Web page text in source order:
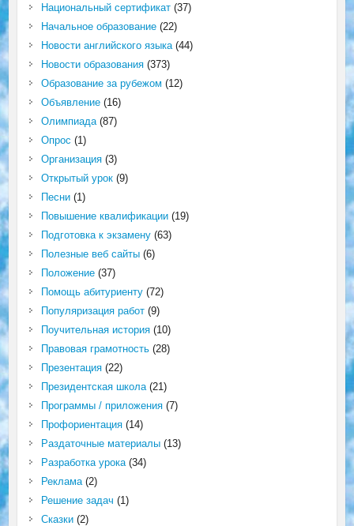
Национальный сертификат(37)
Начальное образование(22)
Новости английского языка(44)
Новости образования(373)
Образование за рубежом (12)
Объявление(16)
Олимпиада(87)
Опрос (1)
Организация(3)
Открытый урок(9)
Песни(1)
Повышение квалификации(19)
Подготовка к экзамену(63)
Полезные веб сайты(6)
Положение(37)
Помощь абитуриенту(72)
Популяризация работ(9)
Поучительная история(10)
Правовая грамотность(28)
Презентация(22)
Президентская школа(21)
Программы / приложения(7)
Профориентация(14)
Раздаточные материалы(13)
Разработка урока(34)
Реклама(2)
Решение задач (1)
Сказки(2)